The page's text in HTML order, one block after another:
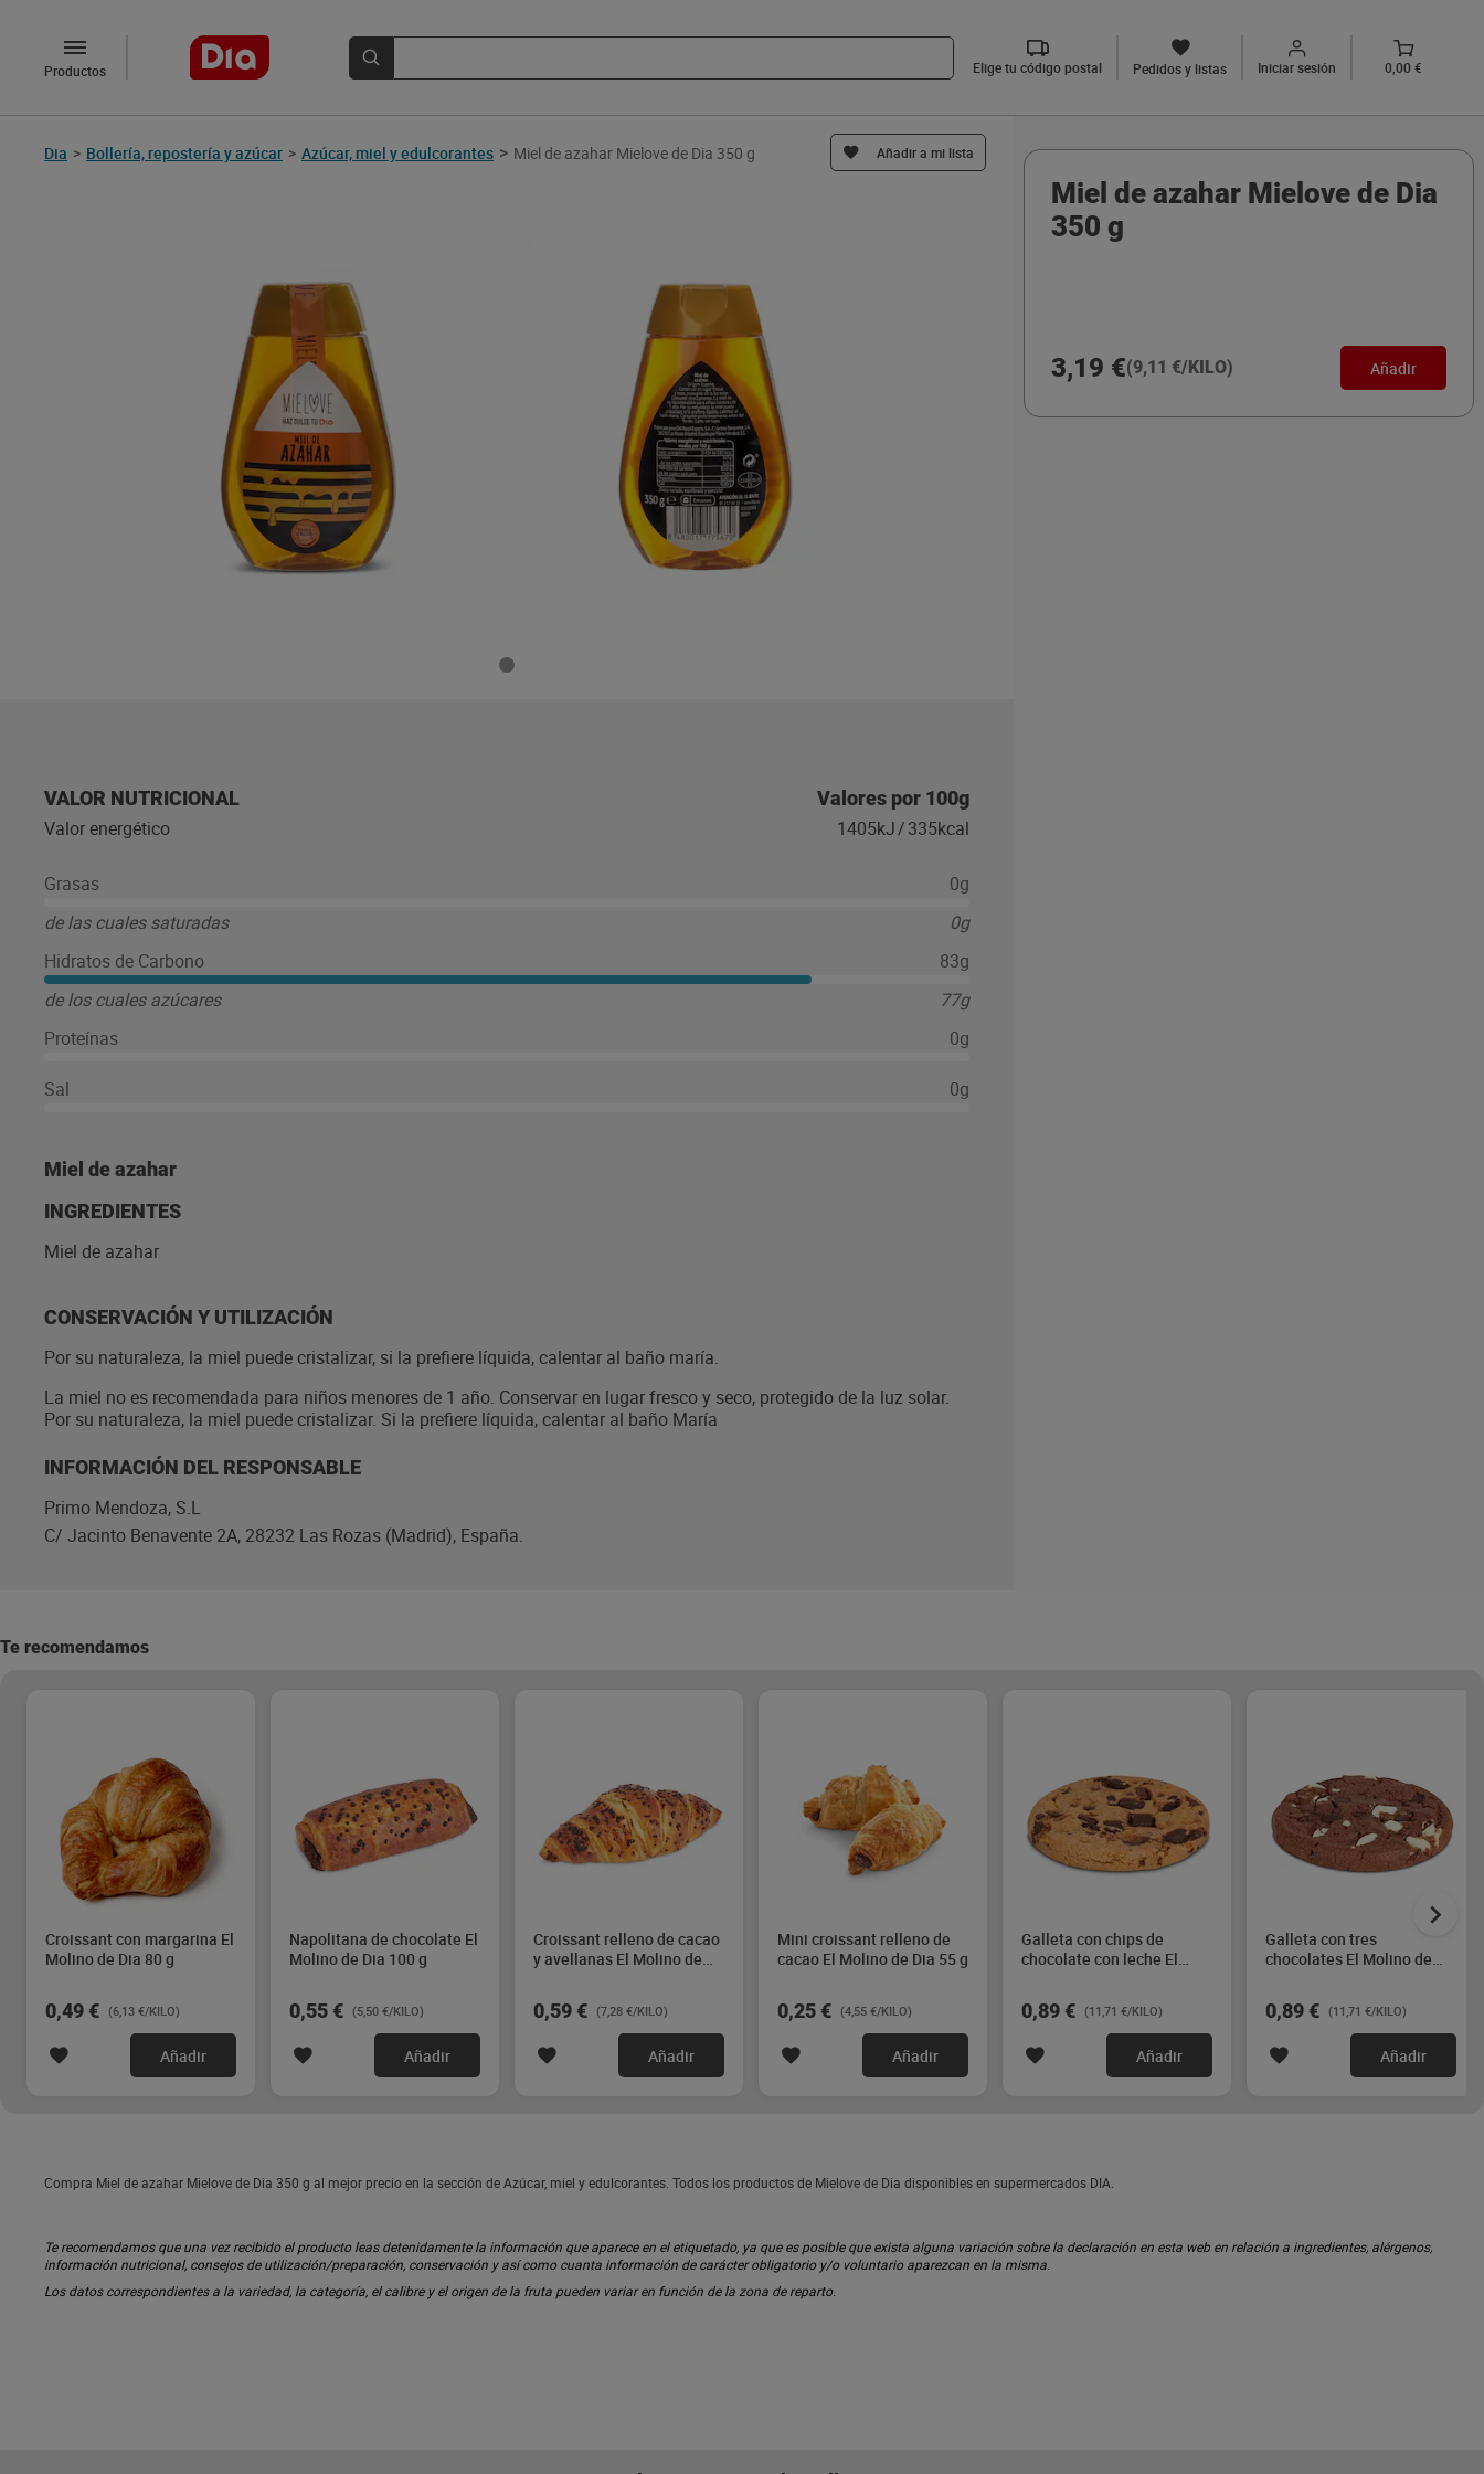
Productos Elige tu código postal Pedidos y listas Iniciar sesión 0,00 €
Dia > Bollería, repostería y azúcar > Azúcar, miel y edulcorantes > Miel de azahar Mielove de Dia 350 g Añadir a mi lista
VALOR NUTRICIONAL Valores por 100g
Valor energético 1405kJ/335kcal
Grasas
0g
de las cuales saturadas
0g
Hidratos de Carbono
83g
de los cuales azúcares
77g
Proteínas
0g
Sal 0g
Miel de azahar
INGREDIENTES
Miel de azahar
CONSERVACIÓN Y UTILIZACIÓN
Por su naturaleza, la miel puede cristalizar, si la prefiere líquida, calentar al baño maría.
La miel no es recomendada para niños menores de 1 año. Conservar en lugar fresco y seco, protegido de la luz solar.
Por su naturaleza, la miel puede cristalizar. Si la prefiere líquida, calentar al baño María
INFORMACIÓN DEL RESPONSABLE
Primo Mendoza, S.L
C/ Jacinto Benavente 2A, 28232 Las Rozas (Madrid), España.
Miel de azahar Mielove de Dia
350 g
3,19 €(9,11 €/KILO) Añadir
Te recomendamos
Croissant con margarina El
Molino de Dia 80 g
0,49 € (6,13 €/KILO)
Añadir
Napolitana de chocolate El
Molino de Dia 100 g
0,55 € (5,50 €/KILO)
Añadir
Croissant relleno de cacao
y avellanas El Molino de
0,59 € (7,28 €/KILO)
Añadir
Mini croissant relleno de
cacao El Molino de Dia 55 g
0,25 € (4,55 €/KILO)
Añadir
Galleta con chips de
chocolate con leche El
0,89 € (11,71 €/KILO)
Añadir
Galleta con tres
chocolates El Molino de
0,89 € (11,71 €/KILO)
Añadir
Compra Miel de azahar Mielove de Dia 350 g al mejor precio en la sección de Azúcar, miel y edulcorantes. Todos los productos de Mielove de Dia disponibles en supermercados DIA.
Te recomendamos que una vez recibido el producto leas detenidamente la información que aparece en el etiquetado, ya que es posible que exista alguna variación sobre la declaración en esta web en relación a ingredientes, alérgenos,
información nutricional, consejos de utilización/preparación, conservación y así como cuanta información de carácter obligatorio y/o voluntario aparezcan en la misma.
Los datos correspondientes a la variedad, la categoría, el calibre y el origen de la fruta pueden variar en función de la zona de reparto.